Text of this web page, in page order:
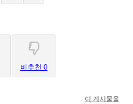
비추천 0
이 게시물을